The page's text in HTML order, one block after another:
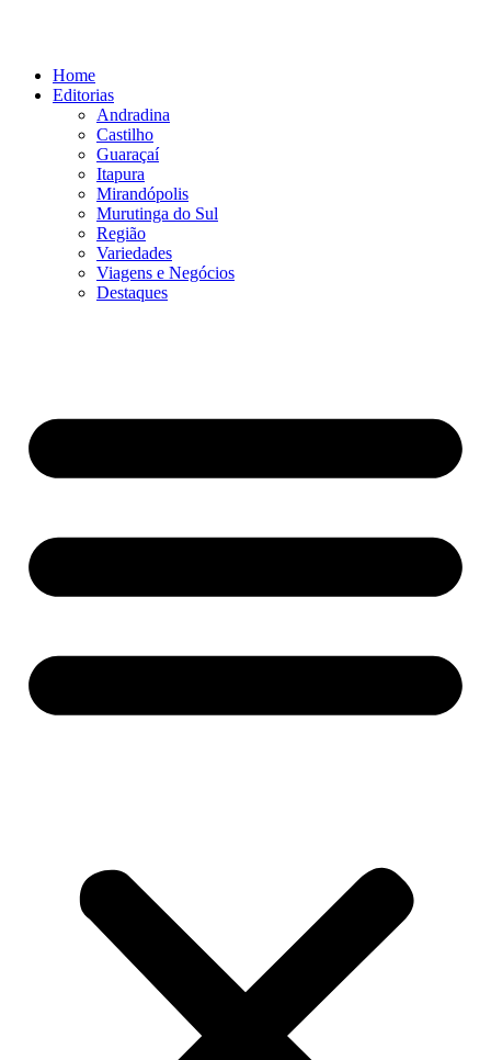
conteúdoHome
Editorias
Andradina
Castilho
Guaraçaí
Itapura
Mirandópolis
Murutinga do Sul
Região
Variedades
Viagens e Negócios
Destaques